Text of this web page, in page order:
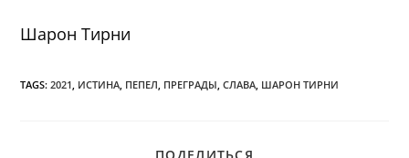
Шарон Тирни
TAGS:2021, ИСТИНА, ПЕПЕЛ, ПРЕГРАДЫ, СЛАВА, ШАРОН ТИРНИ